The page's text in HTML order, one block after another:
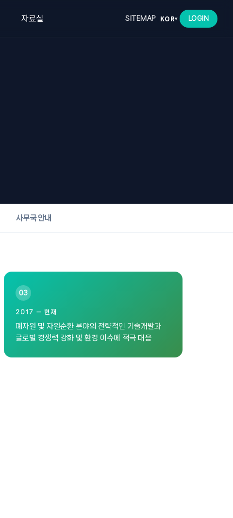
자료실 SITEMAP KOR▾ LOGIN
사무국 안내
03
2017 — 현재
폐자원 및 자원순환 분야의 전략적인 기술개발과
글로벌 경쟁력 강화 및 환경 이슈에 적극 대응